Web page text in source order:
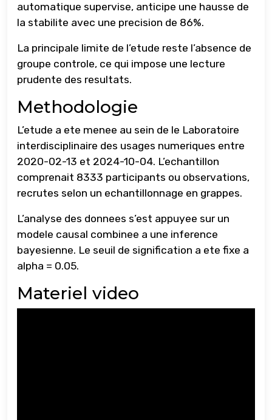
automatique supervise, anticipe une hausse de
la stabilite avec une precision de 86%.
La principale limite de l’etude reste l’absence de
groupe controle, ce qui impose une lecture
prudente des resultats.
Methodologie
L’etude a ete menee au sein de le Laboratoire
interdisciplinaire des usages numeriques entre
2020-02-13 et 2024-10-04. L’echantillon
comprenait 8333 participants ou observations,
recrutes selon un echantillonnage en grappes.
L’analyse des donnees s’est appuyee sur un
modele causal combinee a une inference
bayesienne. Le seuil de signification a ete fixe a
alpha = 0.05.
Materiel video